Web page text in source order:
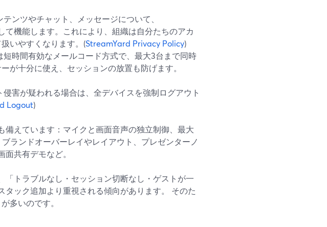
ンツやチャット、メッセージについて、
機能します。これにより、組織は自分たちのアカ
いやすくなります。(StreamYard Privacy Policy)
短時間有効なメールコード方式で、最大3台まで同時
が十分に使え、セッションの放置も防げます。
侵害が疑われる場合は、全デバイスを強制ログアウト
Logout)
備えています：マイクと画面音声の独立制御、最大
ランドオーバーレイやレイアウト、プレゼンターノ
共有デモなど。
「トラブルなし・セッション切断なし・ゲストが一
ック追加より重視される傾向があります。 そのた
多いのです。